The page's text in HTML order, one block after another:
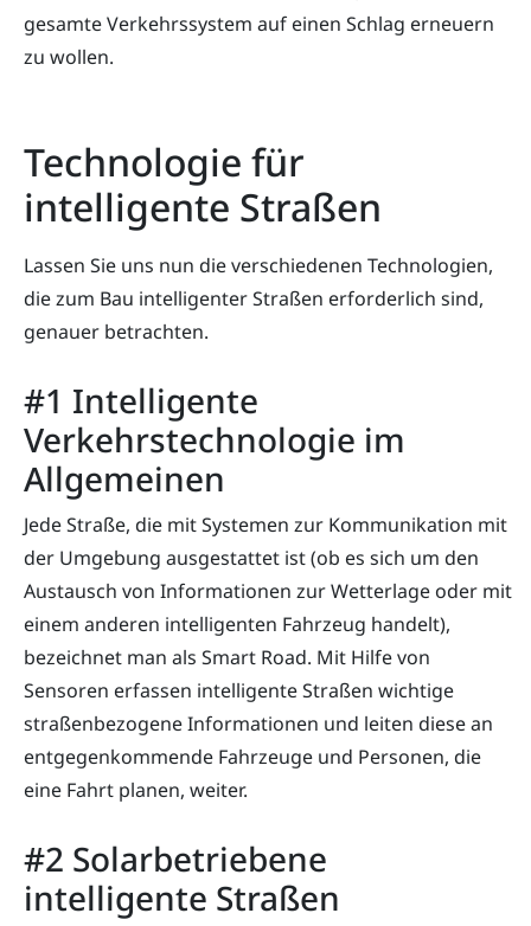
gesamte Verkehrssystem auf einen Schlag erneuern
zu wollen.
Technologie für
intelligente Straßen
Lassen Sie uns nun die verschiedenen Technologien,
die zum Bau intelligenter Straßen erforderlich sind,
genauer betrachten.
#1 Intelligente
Verkehrstechnologie im
Allgemeinen
Jede Straße, die mit Systemen zur Kommunikation mit
der Umgebung ausgestattet ist (ob es sich um den
Austausch von Informationen zur Wetterlage oder mit
einem anderen intelligenten Fahrzeug handelt),
bezeichnet man als Smart Road. Mit Hilfe von
Sensoren erfassen intelligente Straßen wichtige
straßenbezogene Informationen und leiten diese an
entgegenkommende Fahrzeuge und Personen, die
eine Fahrt planen, weiter.
#2 Solarbetriebene
intelligente Straßen